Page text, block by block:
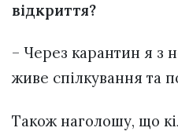
відкриття?
– Через карантин я з
живе спілкування та
Також наголошу, що